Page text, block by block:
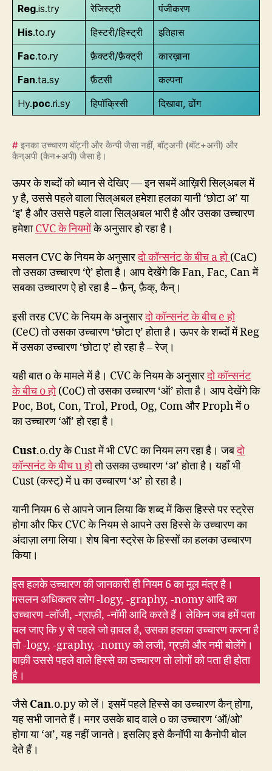
Reg.is.try रेजिस्ट्री
पंजीकरण
His.to.ry हिस्टरी/हिस्ट्री
इतिहास
Fac.to.ry फ़ैक्टरी/फ़ैक्ट्री
कारख़ाना
Fan.ta.sy फ़ैंटसी
कल्पना
Hy.poc.ri.sy हिपॉक्रिसी दिखावा, ढोंग
# इनका उच्चारण बॉट्नी और कैन्पी जैसा नहीं, बॉट्अनी (बॉट+अनी) और
कैन्अपी (कैन+अपी) जैसा है।
ऊपर के शब्दों को ध्यान से देखिए — इन सबमें आख़िरी सिल्अबल में
y है, उससे पहले वाला सिल्अबल हमेशा हलका यानी ‘छोटा अ’ या
‘इ’ है और उससे पहले वाला सिल्अबल भारी है और उसका उच्चारण
हमेशाCVC के नियमोंके अनुसार हो रहा है।
मसलन CVC के नियम के अनुसारदो कॉन्सनंट के बीच a हो(CaC)
तो उसका उच्चारण ‘ऐ’ होता है। आप देखेंगे कि Fan, Fac, Can में
सबका उच्चारण ऐ हो रहा है – फ़ैन्, फ़ैक्, कैन्।
इसी तरह CVC के नियम के अनुसारदो कॉन्सनंट के बीच e हो
(CeC) तो उसका उच्चारण ‘छोटा ए’ होता है। ऊपर के शब्दों में Reg
में उसका उच्चारण ‘छोटा ए’ हो रहा है – रेज्।
यही बात o के मामले में है। CVC के नियम के अनुसारदो कॉन्सनंट
के बीच o हो(CoC) तो उसका उच्चारण ‘ऑ’ होता है। आप देखेंगे कि
Poc, Bot, Con, Trol, Prod, Og, Com और Proph में o
का उच्चारण ‘ऑ’ हो रहा है।
Cust.o.dy के Cust में भी CVC का नियम लग रहा है। जबदो
कॉन्सनंट के बीच u होतो उसका उच्चारण ‘अ’ होता है। यहाँ भी
Cust (कस्ट्) में u का उच्चारण ‘अ’ हो रहा है।
यानी नियम 6 से आपने जान लिया कि शब्द में किस हिस्से पर स्ट्रेस
होगा और फिर CVC के नियम से आपने उस हिस्से के उच्चारण का
अंदाज़ा लगा लिया। शेष बिना स्ट्रेस के हिस्सों का हलका उच्चारण
किया।
इस हलके उच्चारण की जानकारी ही नियम 6 का मूल मंत्र है।
मसलन अधिकतर लोग -logy, -graphy, -nomy आदि का
उच्चारण -लॉजी, -ग्राफ़ी, -नॉमी आदि करते हैं। लेकिन जब हमें पता
चल जाए कि y से पहले जो व़ावल है, उसका हलका उच्चारण करना है
तो -logy, -graphy, -nomy को लजी, ग्रफ़ी और नमी बोलेंगे।
बाक़ी उससे पहले वाले हिस्से का उच्चारण तो लोगों को पता ही होता
है।
जैसेCan.o.py को लें। इसमें पहले हिस्से का उच्चारण कैन् होगा,
यह सभी जानते हैं। मगर उसके बाद वाले o का उच्चारण ‘ऑ/ओ’
होगा या ‘अ’, यह नहीं जानते। इसलिए इसे कैनॉपी या कैनोपी बोल
देते हैं।